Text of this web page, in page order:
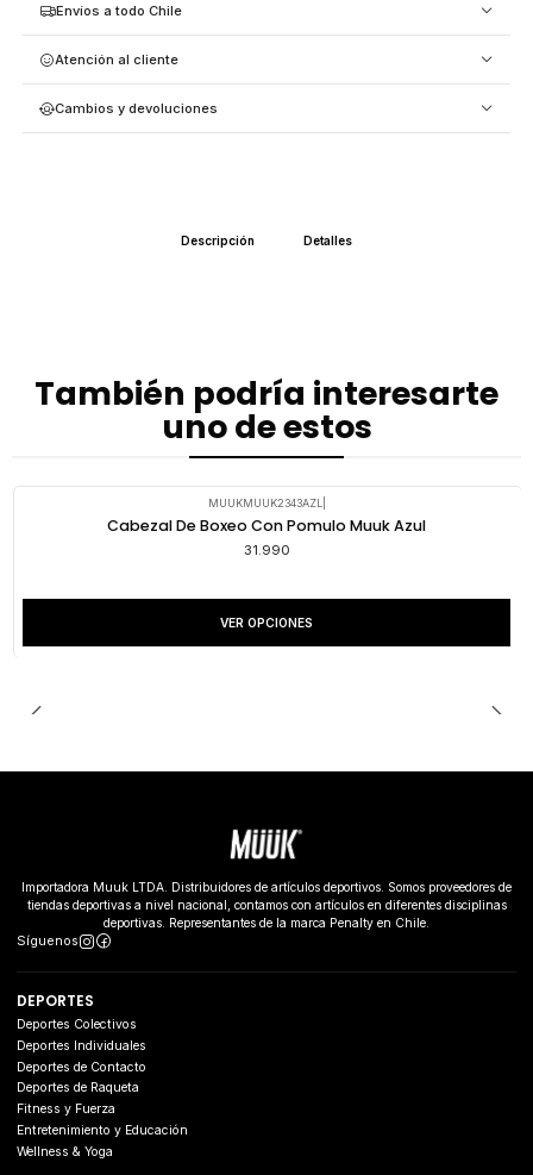
Envíos a todo Chile
Atención al cliente
Cambios y devoluciones
Descripción Detalles
También podría interesarte
uno de estos
MUUKMUUK2343AZL
Cabezal De Boxeo Con Pomulo Muuk Azul
31.990
VER OPCIONES
Importadora Muuk LTDA. Distribuidores de artículos deportivos. Somos proveedores de
tiendas deportivas a nivel nacional, contamos con artículos en diferentes disciplinas
deportivas. Representantes de la marca Penalty en Chile.
Síguenos
DEPORTES
Deportes Colectivos
Deportes Individuales
Deportes de Contacto
Deportes de Raqueta
Fitness y Fuerza
Entretenimiento y Educación
Wellness & Yoga